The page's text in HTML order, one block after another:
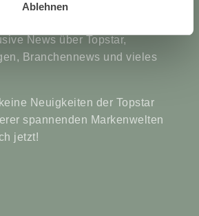
Ablehnen
News über Topstar,
Branchennews und vieles
Neuigkeiten der Topstar
spannenden Markenwelten
jetzt!